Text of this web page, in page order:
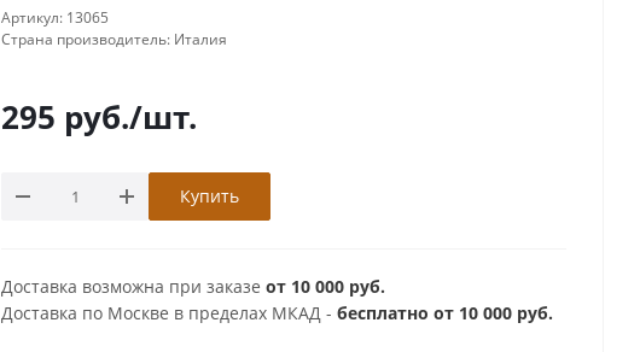
Артикул: 13065
Страна производитель: Италия
295 руб./шт.
Купить
Доставка возможна при заказе от 10 000 руб.
Доставка по Москве в пределах МКАД - бесплатно от 10 000 руб.